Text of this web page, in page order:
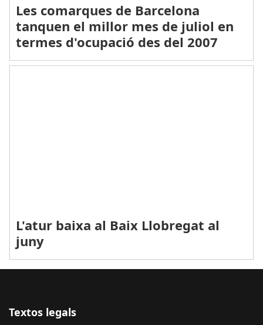
Les comarques de Barcelona
tanquen el millor mes de juliol en
termes d'ocupació des del 2007
L'atur baixa al Baix Llobregat al
juny
Textos legals